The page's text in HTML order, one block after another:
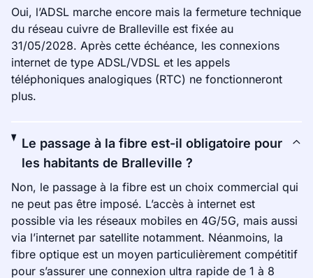
Oui, l’ADSL marche encore mais la fermeture technique
du réseau cuivre de Bralleville est fixée au
31/05/2028. Après cette échéance, les connexions
internet de type ADSL/VDSL et les appels
téléphoniques analogiques (RTC) ne fonctionneront
plus.
Le passage à la fibre est-il obligatoire pour
les habitants de Bralleville ?
Non, le passage à la fibre est un choix commercial qui
ne peut pas être imposé. L’accès à internet est
possible via les réseaux mobiles en 4G/5G, mais aussi
via l’internet par satellite notamment. Néanmoins, la
fibre optique est un moyen particulièrement compétitif
pour s’assurer une connexion ultra rapide de 1 à 8